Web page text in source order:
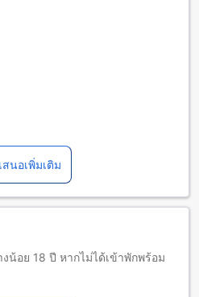
สนอเพิ่มเติม
น้อย 18 ปี หากไม่ได้เข้าพักพร้อม